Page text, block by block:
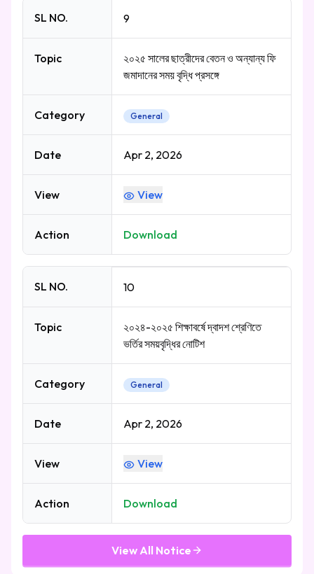
SL NO. 9
Topic
২০২৫ সালের ছাত্রীদের বেতন ও অন্যান্য ফি
জমাদানের সময় বৃদ্ধি প্রসঙ্গে
Category General
Date Apr 2, 2026
View View
Action Download
SL NO. 10
Topic
২০২৪-২০২৫ শিক্ষাবর্ষে দ্বাদশ শ্রেণিতে
ভর্তির সময়বৃদ্ধির নোটিশ
Category General
Date Apr 2, 2026
View View
Action Download
View All Notice